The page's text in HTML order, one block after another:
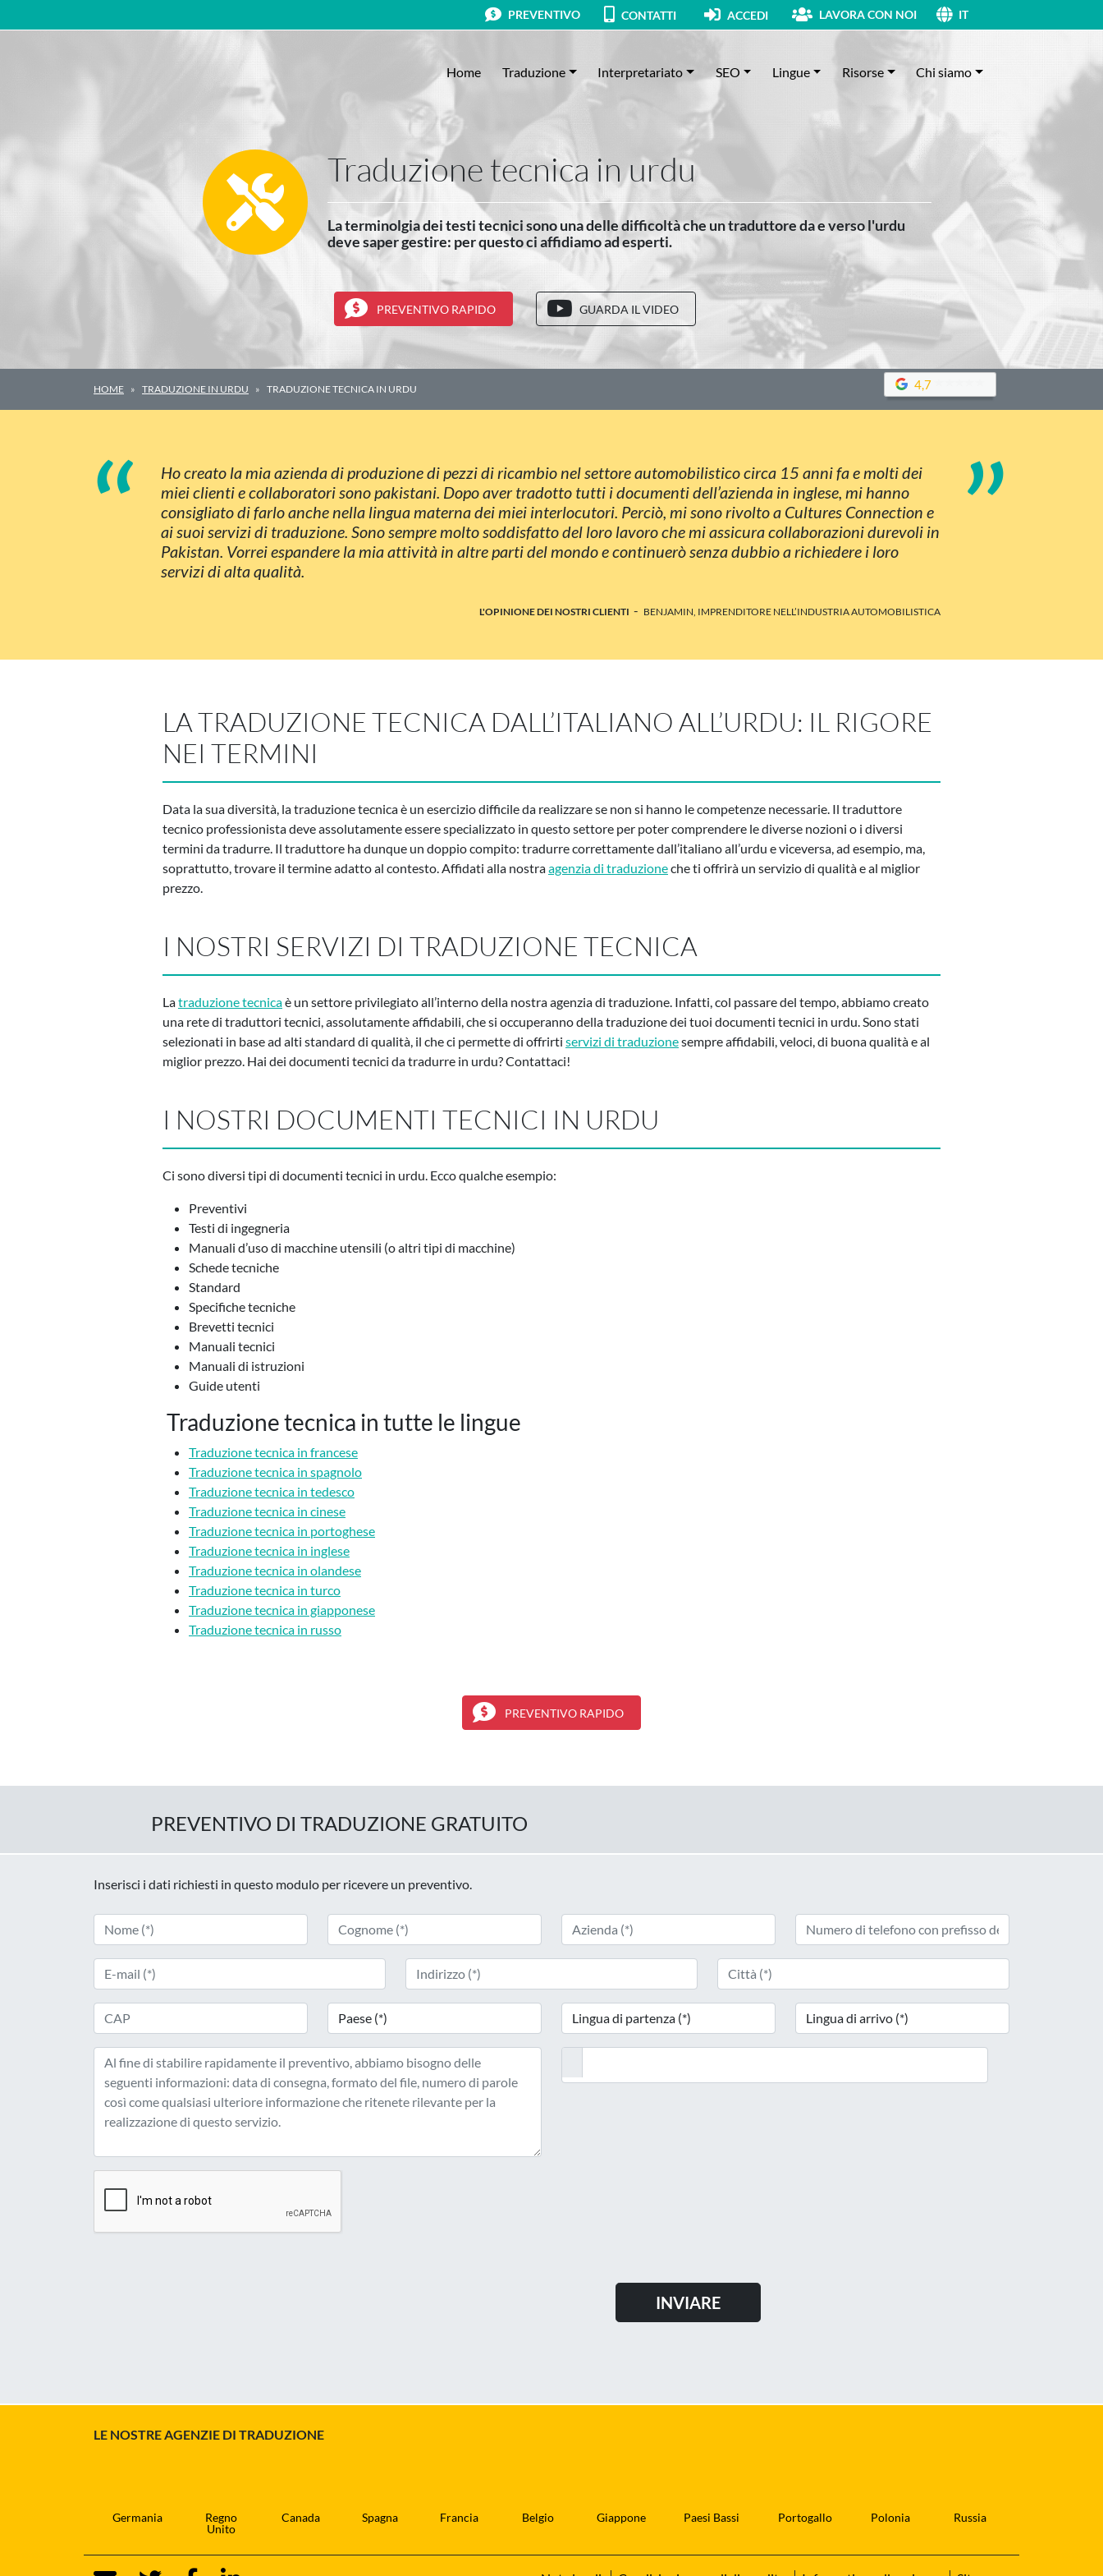
PREVENTIVO CONTATTI ACCEDI LAVORA CON NOI IT
Navigazione principale Home Traduzione Interpretariato SEO Lingue Risorse Chi siamo
Traduzione tecnica in urdu
La terminolgia dei testi tecnici sono una delle difficoltà che un traduttore da e verso l'urdu
deve saper gestire: per questo ci affidiamo ad esperti.
PREVENTIVO RAPIDO GUARDA IL VIDEO
HOME TRADUZIONE IN URDU TRADUZIONE TECNICA IN URDU 4,7
“
Ho creato la mia azienda di produzione di pezzi di ricambio nel settore automobilistico circa 15 anni fa e molti dei
miei clienti e collaboratori sono pakistani. Dopo aver tradotto tutti i documenti dell’azienda in inglese, mi hanno
consigliato di farlo anche nella lingua materna dei miei interlocutori. Perciò, mi sono rivolto a Cultures Connection e
ai suoi servizi di traduzione. Sono sempre molto soddisfatto del loro lavoro che mi assicura collaborazioni durevoli in
Pakistan. Vorrei espandere la mia attività in altre parti del mondo e continuerò senza dubbio a richiedere i loro
servizi di alta qualità.
”
L'OPINIONE DEI NOSTRI CLIENTI - BENJAMIN, IMPRENDITORE NELL’INDUSTRIA AUTOMOBILISTICA
LA TRADUZIONE TECNICA DALL’ITALIANO ALL’URDU: IL RIGORE
NEI TERMINI
Data la sua diversità, la traduzione tecnica è un esercizio difficile da realizzare se non si hanno le competenze necessarie. Il traduttore
tecnico professionista deve assolutamente essere specializzato in questo settore per poter comprendere le diverse nozioni o i diversi
termini da tradurre. Il traduttore ha dunque un doppio compito: tradurre correttamente dall’italiano all’urdu e viceversa, ad esempio, ma,
soprattutto, trovare il termine adatto al contesto. Affidati alla nostraagenzia di traduzioneche ti offrirà un servizio di qualità e al miglior
prezzo.
I NOSTRI SERVIZI DI TRADUZIONE TECNICA
Latraduzione tecnicaè un settore privilegiato all’interno della nostra agenzia di traduzione. Infatti, col passare del tempo, abbiamo creato
una rete di traduttori tecnici, assolutamente affidabili, che si occuperanno della traduzione dei tuoi documenti tecnici in urdu. Sono stati
selezionati in base ad alti standard di qualità, il che ci permette di offrirti servizi di traduzionesempre affidabili, veloci, di buona qualità e al
miglior prezzo. Hai dei documenti tecnici da tradurre in urdu? Contattaci!
I NOSTRI DOCUMENTI TECNICI IN URDU
Ci sono diversi tipi di documenti tecnici in urdu. Ecco qualche esempio:
Preventivi
Testi di ingegneria
Manuali d’uso di macchine utensili (o altri tipi di macchine)
Schede tecniche
Standard
Specifiche tecniche
Brevetti tecnici
Manuali tecnici
Manuali di istruzioni
Guide utenti
Traduzione tecnica in tutte le lingue
Traduzione tecnica in francese
Traduzione tecnica in spagnolo
Traduzione tecnica in tedesco
Traduzione tecnica in cinese
Traduzione tecnica in portoghese
Traduzione tecnica in inglese
Traduzione tecnica in olandese
Traduzione tecnica in turco
Traduzione tecnica in giapponese
Traduzione tecnica in russo
PREVENTIVO RAPIDO
PREVENTIVO DI TRADUZIONE GRATUITO
Inserisci i dati richiesti in questo modulo per ricevere un preventivo.
LE NOSTRE AGENZIE DI TRADUZIONE
Germania
Regno
Unito
Canada Spagna Francia Belgio Giappone Paesi Bassi Portogallo Polonia Russia